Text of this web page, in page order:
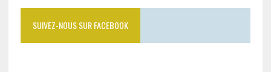
SUIVEZ-NOUS SUR FACEBOOK